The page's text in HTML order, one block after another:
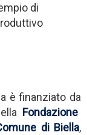
di
è finanziato da
Fondazione
di Biella,